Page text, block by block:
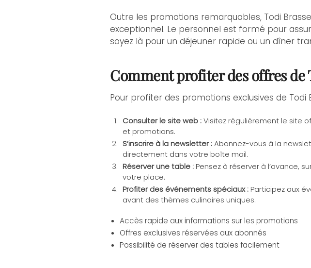
Outre les promotions remarquables, Todi
exceptionnel. Le personnel est formé pour
soyez là pour un déjeuner rapide ou un dîner
Comment profiter des offres de
Pour profiter des promotions exclusives de Todi
Consulter le site web :Visitez régulièrement le site
et promotions.
S’inscrire à la newsletter :Abonnez-vous à la
directement dans votre boîte mail.
Réserver une table :Pensez à réserver à l’avance,
votre place.
Profiter des événements spéciaux :Participez aux
avant des thèmes culinaires uniques.
Accès rapide aux informations sur les promotions
Offres exclusives réservées aux abonnés
Possibilité de réserver des tables facilement